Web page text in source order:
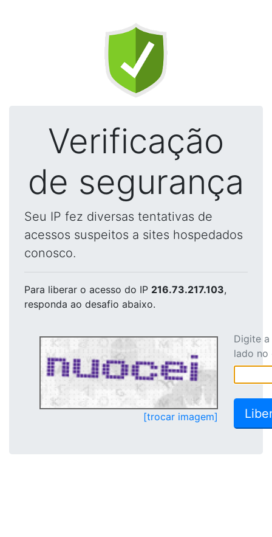
Verificação
de segurança
Seu IP fez diversas tentativas de
acessos suspeitos a sites hospedados
conosco.
Para liberar o acesso do IP 216.73.217.103,
responda ao desafio abaixo.
[trocar imagem]
Digite
lado no